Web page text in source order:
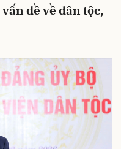
đề về dân tộc,